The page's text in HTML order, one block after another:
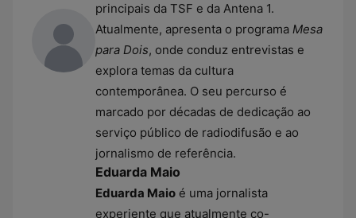
principais da TSF e da Antena 1.
Atualmente, apresenta o programa Mesa
para Dois, onde conduz entrevistas e
explora temas da cultura
contemporânea. O seu percurso é
marcado por décadas de dedicação ao
serviço público de radiodifusão e ao
jornalismo de referência.
Eduarda Maio
Eduarda Maio é uma jornalista
experiente que atualmente co-